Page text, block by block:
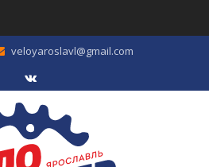
veloyaroslavl@gmail.com
VK